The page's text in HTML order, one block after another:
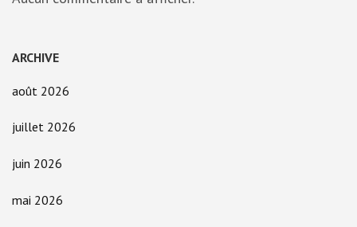
ARCHIVE
août 2026
juillet 2026
juin 2026
mai 2026